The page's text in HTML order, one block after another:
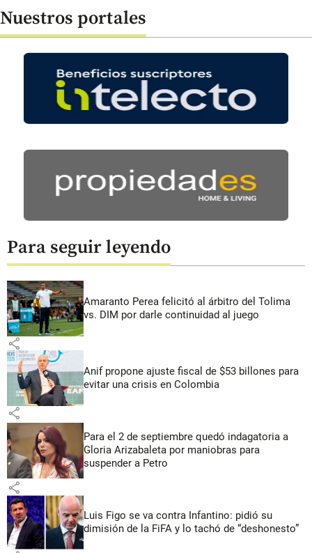
Nuestros portales
Para seguir leyendo
Amaranto Perea felicitó al árbitro del Tolima
vs. DIM por darle continuidad al juego
share
Anif propone ajuste fiscal de $53 billones para
evitar una crisis en Colombia
share
Para el 2 de septiembre quedó indagatoria a
Gloria Arizabaleta por maniobras para
suspender a Petro
share
Luis Figo se va contra Infantino: pidió su
dimisión de la FiFA y lo tachó de “deshonesto”